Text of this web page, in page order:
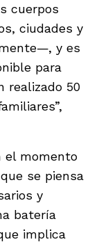
cuerpos
ciudades y
y es
para
realizado 50
el momento
se piensa
y
batería
implica